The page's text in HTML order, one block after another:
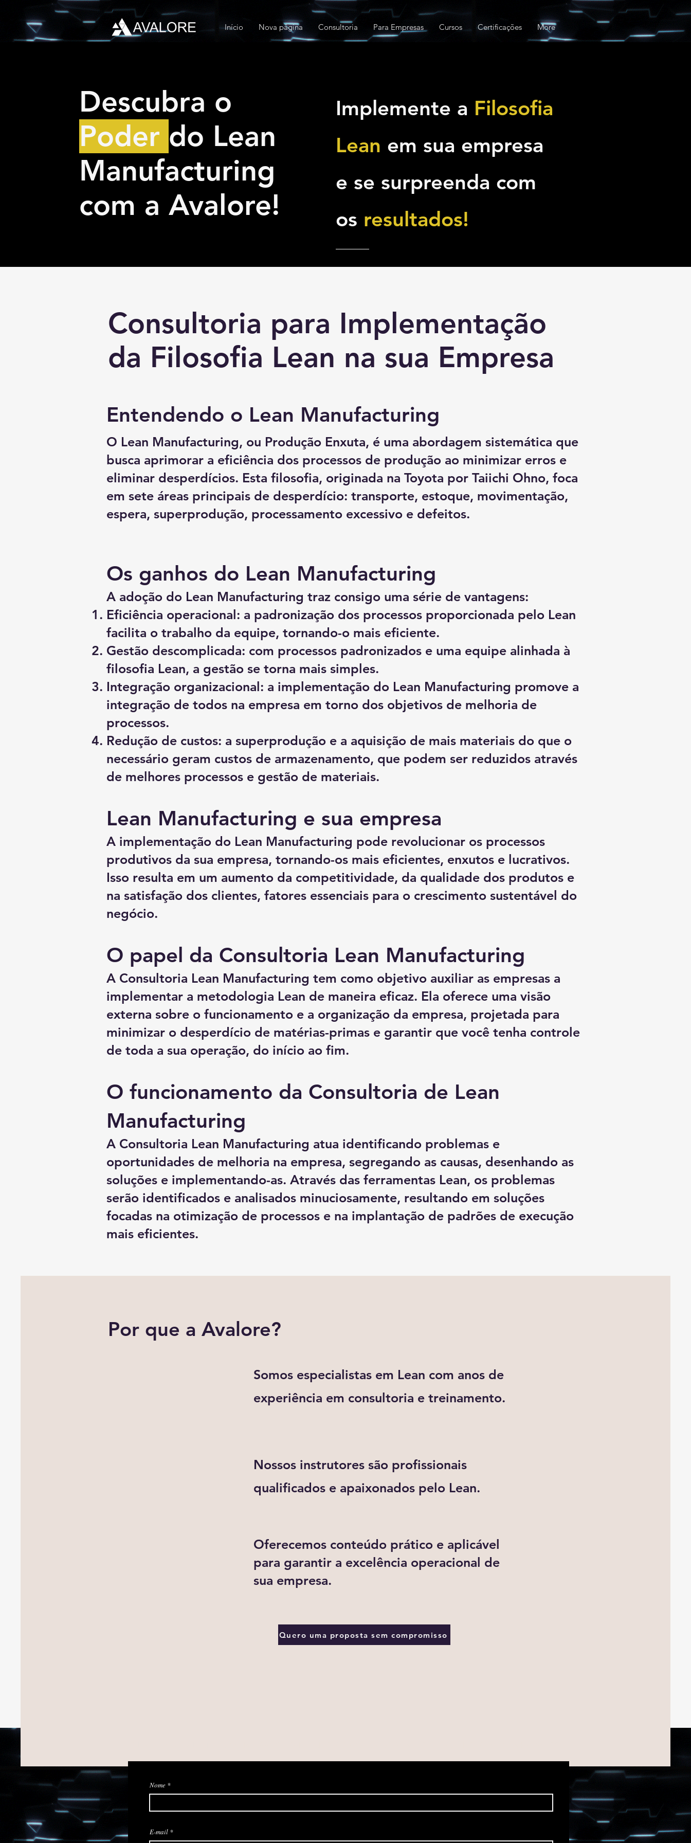
Início Nova página Consultoria Para Empresas Cursos Certificações More
Descubra o
Poder do Lean
Manufacturing
com a Avalore!
Implemente a Filosofia
Lean em sua empresa
e se surpreenda com
os resultados!
Consultoria para Implementação
da Filosofia Lean na sua Empresa
Entendendo o Lean Manufacturing
O Lean Manufacturing, ou Produção Enxuta, é uma abordagem sistemática que
busca aprimorar a eficiência dos processos de produção ao minimizar erros e
eliminar desperdícios. Esta filosofia, originada na Toyota por Taiichi Ohno, foca
em sete áreas principais de desperdício: transporte, estoque, movimentação,
espera, superprodução, processamento excessivo e defeitos.
Os ganhos do Lean Manufacturing
A adoção do Lean Manufacturing traz consigo uma série de vantagens:
Eficiência operacional: a padronização dos processos proporcionada pelo Lean
facilita o trabalho da equipe, tornando-o mais eficiente.
Gestão descomplicada: com processos padronizados e uma equipe alinhada à
filosofia Lean, a gestão se torna mais simples.
Integração organizacional: a implementação do Lean Manufacturing promove a
integração de todos na empresa em torno dos objetivos de melhoria de
processos.
Redução de custos: a superprodução e a aquisição de mais materiais do que o
necessário geram custos de armazenamento, que podem ser reduzidos através
de melhores processos e gestão de materiais.
Lean Manufacturing e sua empresa
A implementação do Lean Manufacturing pode revolucionar os processos
produtivos da sua empresa, tornando-os mais eficientes, enxutos e lucrativos.
Isso resulta em um aumento da competitividade, da qualidade dos produtos e
na satisfação dos clientes, fatores essenciais para o crescimento sustentável do
negócio.
O papel da Consultoria Lean Manufacturing
A Consultoria Lean Manufacturing tem como objetivo auxiliar as empresas a
implementar a metodologia Lean de maneira eficaz. Ela oferece uma visão
externa sobre o funcionamento e a organização da empresa, projetada para
minimizar o desperdício de matérias-primas e garantir que você tenha controle
de toda a sua operação, do início ao fim.
O funcionamento da Consultoria de Lean
Manufacturing
A Consultoria Lean Manufacturing atua identificando problemas e
oportunidades de melhoria na empresa, segregando as causas, desenhando as
soluções e implementando-as. Através das ferramentas Lean, os problemas
serão identificados e analisados minuciosamente, resultando em soluções
focadas na otimização de processos e na implantação de padrões de execução
mais eficientes.
Por que a Avalore?
Somos especialistas em Lean com anos de
experiência em consultoria e treinamento.
Nossos instrutores são profissionais
qualificados e apaixonados pelo Lean.
Oferecemos conteúdo prático e aplicável
para garantir a excelência operacional de
sua empresa.
Quero uma proposta sem compromisso
Nome
E-mail